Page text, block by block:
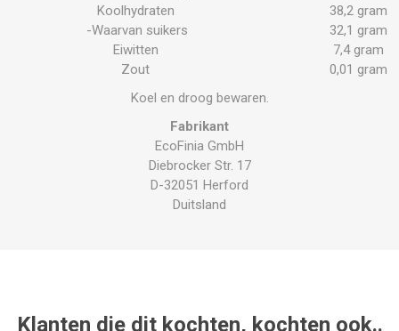
Koolhydraten
38,2 gram
-Waarvan suikers
32,1 gram
Eiwitten
7,4 gram
Zout
0,01 gram
Koel en droog bewaren.
Fabrikant
EcoFinia GmbH
Diebrocker Str. 17
D-32051 Herford
Duitsland
Klanten die dit kochten, kochten ook..